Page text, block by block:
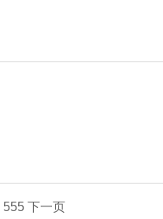
555 下一页